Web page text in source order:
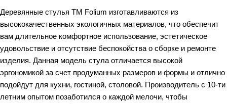
Деревянные стулья ТМ Folium изготавливаются из
высококачественных экологичных материалов, что обеспечит
вам длительное комфортное использование, эстетическое
удовольствие и отсутствие беспокойства о сборке и ремонте
изделия. Данная модель стула отличается высокой
эргономикой за счет продуманных размеров и формы и отлично
подойдут для кухни, гостиной, столовой. Производитель с 10-ти
летним опытом позаботился о каждой мелочи, чтобы